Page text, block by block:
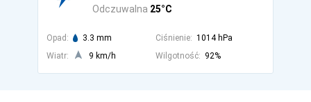
Odczuwalna 25°C
Opad: 3.3 mm Ciśnienie: 1014 hPa
Wiatr:
9 km/h Wilgotność: 92%